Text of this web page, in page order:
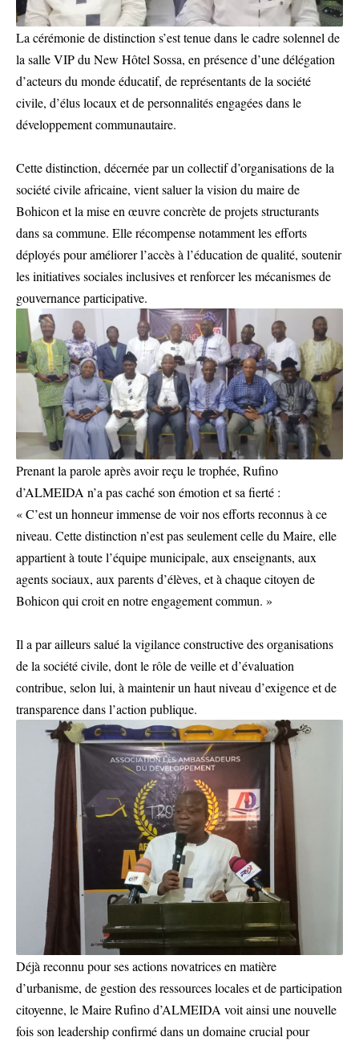
La cérémonie de distinction s’est tenue dans le cadre solennel de
la salle VIP du New Hôtel Sossa, en présence d’une délégation
d’acteurs du monde éducatif, de représentants de la société
civile, d’élus locaux et de personnalités engagées dans le
développement communautaire.
Cette distinction, décernée par un collectif d’organisations de la
société civile africaine, vient saluer la vision du maire de
Bohicon et la mise en œuvre concrète de projets structurants
dans sa commune. Elle récompense notamment les efforts
déployés pour améliorer l’accès à l’éducation de qualité, soutenir
les initiatives sociales inclusives et renforcer les mécanismes de
gouvernance participative.
Prenant la parole après avoir reçu le trophée, Rufino
d’ALMEIDA n’a pas caché son émotion et sa fierté :
« C’est un honneur immense de voir nos efforts reconnus à ce
niveau. Cette distinction n’est pas seulement celle du Maire, elle
appartient à toute l’équipe municipale, aux enseignants, aux
agents sociaux, aux parents d’élèves, et à chaque citoyen de
Bohicon qui croit en notre engagement commun. »
Il a par ailleurs salué la vigilance constructive des organisations
de la société civile, dont le rôle de veille et d’évaluation
contribue, selon lui, à maintenir un haut niveau d’exigence et de
transparence dans l’action publique.
Déjà reconnu pour ses actions novatrices en matière
d’urbanisme, de gestion des ressources locales et de participation
citoyenne, le Maire Rufino d’ALMEIDA voit ainsi une nouvelle
fois son leadership confirmé dans un domaine crucial pour